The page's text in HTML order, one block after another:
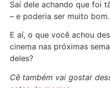
Saí dele achando que foi
– e poderia ser muito bom.
E aí, o que você achou
cinema nas próximas
deles?
Cê também vai gostar